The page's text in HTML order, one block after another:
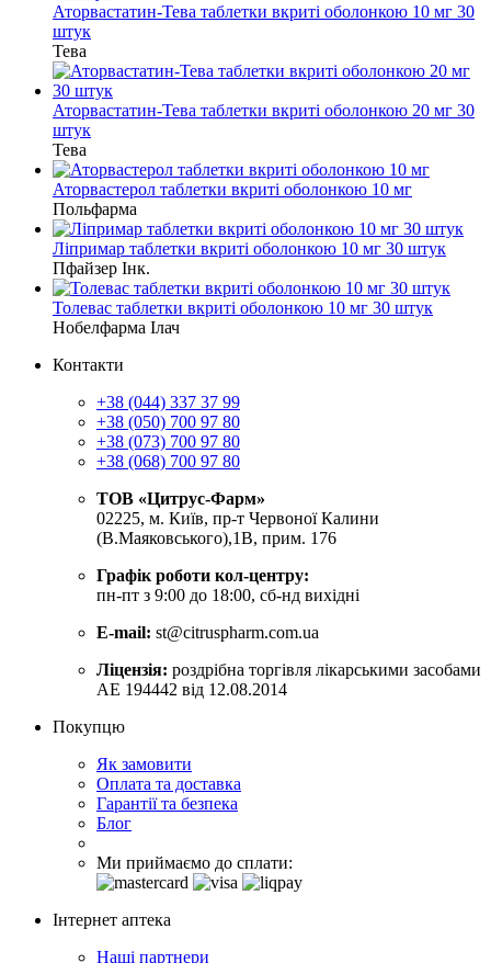
Аторвастатин-Тева таблетки вкриті оболонкою 10 мг 30
штук
Тева
Аторвастатин-Тева таблетки вкриті оболонкою 20 мг 30
штук
Тева
Аторвастерол таблетки вкриті оболонкою 10 мг
Польфарма
Ліпримар таблетки вкриті оболонкою 10 мг 30 штук
Пфайзер Інк.
Толевас таблетки вкриті оболонкою 10 мг 30 штук
Нобелфарма Ілач
Контакти
+38 (044) 337 37 99
+38 (050) 700 97 80
+38 (073) 700 97 80
+38 (068) 700 97 80
ТОВ «Цитрус-Фарм»
02225, м. Київ, пр-т Червоної Калини
(В.Маяковського),1В, прим. 176
Графік роботи кол-центру:
пн-пт з 9:00 до 18:00, сб-нд вихідні
E-mail: st@citruspharm.com.ua
Ліцензія: роздрібна торгівля лікарськими засобами
АЕ 194442 від 12.08.2014
Покупцю
Як замовити
Оплата та доставка
Гарантії та безпека
Блог
Ми приймаємо до сплати:
Інтернет аптека
Наші партнери